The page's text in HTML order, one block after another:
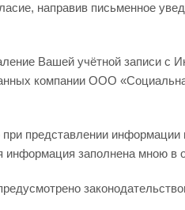
направив письменное
Вашей учётной записи с
компании ООО
при представлении
информация заполнена мною в